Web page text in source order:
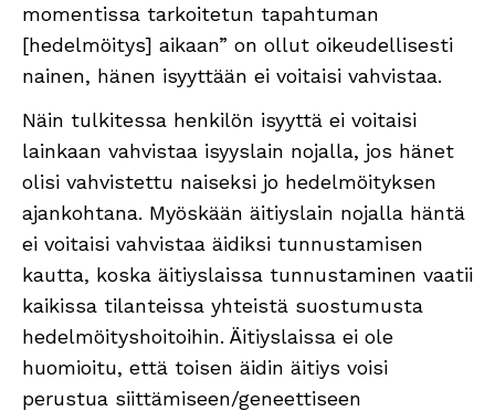
momentissa tarkoitetun tapahtuman
[hedelmöitys] aikaan” on ollut oikeudellisesti
nainen, hänen isyyttään ei voitaisi vahvistaa.
Näin tulkitessa henkilön isyyttä ei voitaisi
lainkaan vahvistaa isyyslain nojalla, jos hänet
olisi vahvistettu naiseksi jo hedelmöityksen
ajankohtana. Myöskään äitiyslain nojalla häntä
ei voitaisi vahvistaa äidiksi tunnustamisen
kautta, koska äitiyslaissa tunnustaminen vaatii
kaikissa tilanteissa yhteistä suostumusta
hedelmöityshoitoihin. Äitiyslaissa ei ole
huomioitu, että toisen äidin äitiys voisi
perustua siittämiseen/geneettiseen